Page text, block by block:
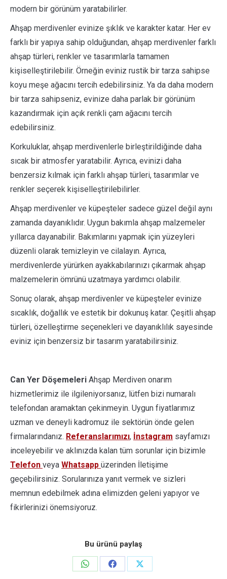
modern bir görünüm yaratabilirler.
Ahşap merdivenler evinize şıklık ve karakter katar. Her ev
farklı bir yapıya sahip olduğundan, ahşap merdivenler farklı
ahşap türleri, renkler ve tasarımlarla tamamen
kişiselleştirilebilir. Örneğin eviniz rustik bir tarza sahipse
koyu meşe ağacını tercih edebilirsiniz. Ya da daha modern
bir tarza sahipseniz, evinize daha parlak bir görünüm
kazandırmak için açık renkli çam ağacını tercih
edebilirsiniz.
Korkuluklar, ahşap merdivenlerle birleştirildiğinde daha
sıcak bir atmosfer yaratabilir. Ayrıca, evinizi daha
benzersiz kılmak için farklı ahşap türleri, tasarımlar ve
renkler seçerek kişiselleştirilebilirler.
Ahşap merdivenler ve küpeşteler sadece güzel değil aynı
zamanda dayanıklıdır. Uygun bakımla ahşap malzemeler
yıllarca dayanabilir. Bakımlarını yapmak için yüzeyleri
düzenli olarak temizleyin ve cilalayın. Ayrıca,
merdivenlerde yürürken ayakkabılarınızı çıkarmak ahşap
malzemelerin ömrünü uzatmaya yardımcı olabilir.
Sonuç olarak, ahşap merdivenler ve küpeşteler evinize
sıcaklık, doğallık ve estetik bir dokunuş katar. Çeşitli ahşap
türleri, özelleştirme seçenekleri ve dayanıklılık sayesinde
eviniz için benzersiz bir tasarım yaratabilirsiniz.
Can Yer Döşemeleri Ahşap Merdiven onarım
hizmetlerimiz ile ilgileniyorsanız, lütfen bizi numaralı
telefondan aramaktan çekinmeyin. Uygun fiyatlarımız
uzman ve deneyli kadromuz ile sektörün önde gelen
firmalarındanız. Referanslarımızı, İnstagram sayfamızı
inceleyebilir ve aklınızda kalan tüm sorunlar için bizimle
Telefon veya Whatsapp üzerinden İletişime
geçebilirsiniz. Sorularınıza yanıt vermek ve sizleri
memnun edebilmek adına elimizden geleni yapıyor ve
fikirlerinizi önemsiyoruz.
Bu ürünü paylaş
Share Share Share